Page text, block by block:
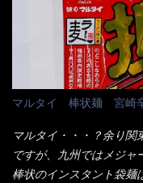
て、激安だったとだけ申
ハイ、約15分ほど茹で
ので少し柔らかく・・
＜細い＞です。 どちら
てこれを、どの様に食べ
八王子ラーメン風月見つ
ラーメン丼に、冷水を
汁つゆと長葱に山葵です
じゃないか～...
ゃないか！？ ハイ、山
かつ屋のキャベツと比べ
メイン（主流は1,000超
れ程では安い訳でも無
なメニューのなかで、リ
が＜カツカレー＞だ！
が・・・今も変わらない
ウンター中からOH～と
いしています。 皿のサ
マルタイ 棒状麺 宮崎
マルタイ・・・？余り
ですが、九州ではメジャ
棒状のインスタント袋麺